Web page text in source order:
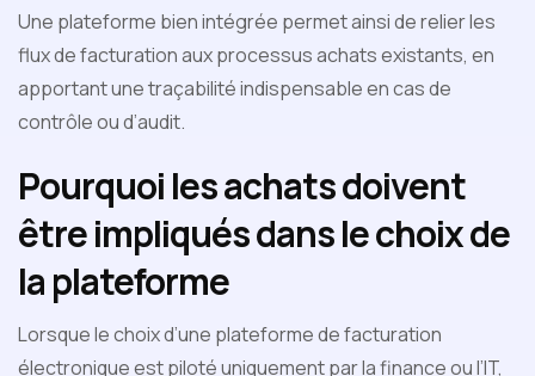
Une plateforme bien intégrée permet ainsi de relier les
flux de facturation aux processus achats existants, en
apportant une traçabilité indispensable en cas de
contrôle ou d’audit.
Pourquoi les achats doivent
être impliqués dans le choix de
la plateforme
Lorsque le choix d’une plateforme de facturation
électronique est piloté uniquement par la finance ou l’IT,